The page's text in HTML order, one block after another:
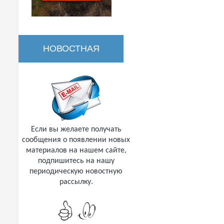
НОВОСТНАЯ
РАССЫЛКА
Если вы желаете получать
сообщения о появлении новых
материалов на нашем сайте,
подпишитесь на нашу
периодическую новостную
рассылку.